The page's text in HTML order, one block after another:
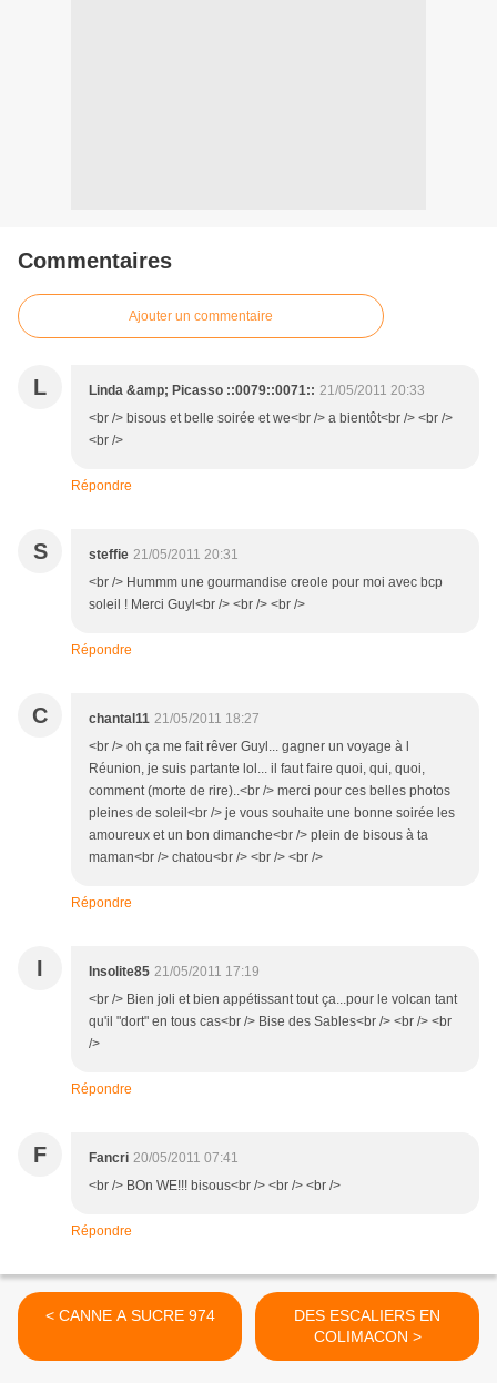
Commentaires
Ajouter un commentaire
L Linda &amp; Picasso ::0079::0071:: 21/05/2011 20:33
<br /> bisous et belle soirée et we<br /> a bientôt<br /> <br />
<br />
Répondre
S steffie 21/05/2011 20:31
<br /> Hummm une gourmandise creole pour moi avec bcp
soleil ! Merci Guyl<br /> <br /> <br />
Répondre
C chantal11 21/05/2011 18:27
<br /> oh ça me fait rêver Guyl... gagner un voyage à l
Réunion, je suis partante lol... il faut faire quoi, qui, quoi,
comment (morte de rire)..<br /> merci pour ces belles photos
pleines de soleil<br /> je vous souhaite une bonne soirée les
amoureux et un bon dimanche<br /> plein de bisous à ta
maman<br /> chatou<br /> <br /> <br />
Répondre
I Insolite85 21/05/2011 17:19
<br /> Bien joli et bien appétissant tout ça...pour le volcan tant
qu'il "dort" en tous cas<br /> Bise des Sables<br /> <br /> <br
/>
Répondre
F Fancri 20/05/2011 07:41
<br /> BOn WE!!! bisous<br /> <br /> <br />
Répondre
< CANNE A SUCRE 974
DES ESCALIERS EN
COLIMACON >